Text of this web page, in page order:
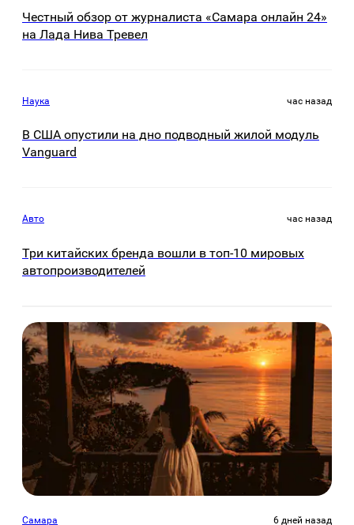
Честный обзор от журналиста «Самара онлайн 24»
на Лада Нива Тревел
Наука час назад
В США опустили на дно подводный жилой модуль
Vanguard
Авто час назад
Три китайских бренда вошли в топ-10 мировых
автопроизводителей
Самара 6 дней назад